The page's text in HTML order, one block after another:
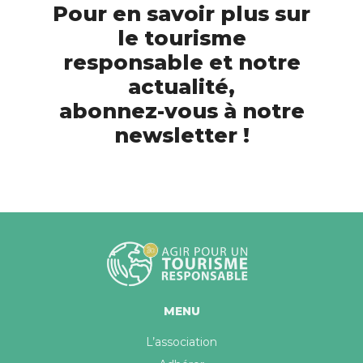
Pour en savoir plus sur
le tourisme
responsable et notre
actualité,
abonnez-vous à notre
newsletter !
MENU
L’association